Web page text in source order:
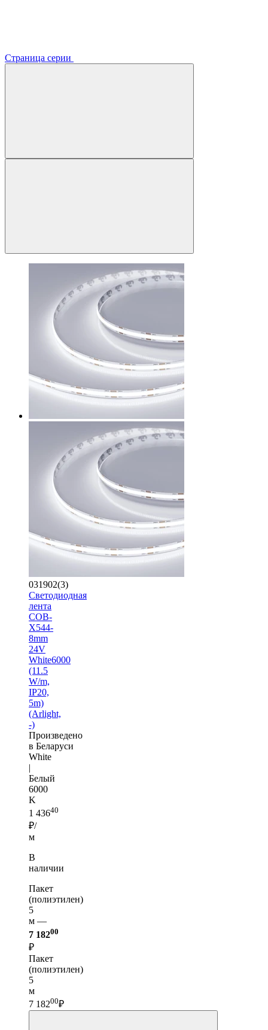
Страница серии
031902(3)
Светодиодная
лента
COB-
X544-
8mm
24V
White6000
(11.5
W/m,
IP20,
5m)
(Arlight,
-)
Произведено
в Беларуси
White
|
Белый
6000
K
1 43640
₽/
м
В
наличии
Пакет
(полиэтилен)
5
м —
7 18200
₽
Пакет
(полиэтилен)
5
м
7 18200₽